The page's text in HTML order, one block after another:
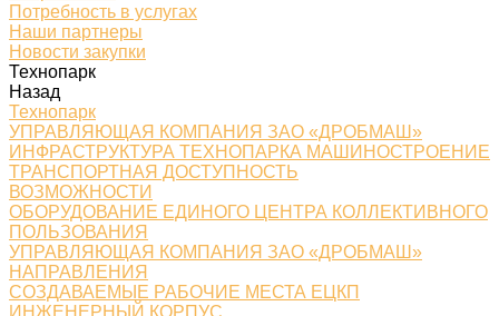
Потребность в услугах
Наши партнеры
Новости закупки
Технопарк
Назад
Технопарк
УПРАВЛЯЮЩАЯ КОМПАНИЯ ЗАО «ДРОБМАШ»
ИНФРАСТРУКТУРА ТЕХНОПАРКА МАШИНОСТРОЕНИЕ
ТРАНСПОРТНАЯ ДОСТУПНОСТЬ
ВОЗМОЖНОСТИ
ОБОРУДОВАНИЕ ЕДИНОГО ЦЕНТРА КОЛЛЕКТИВНОГО
ПОЛЬЗОВАНИЯ
УПРАВЛЯЮЩАЯ КОМПАНИЯ ЗАО «ДРОБМАШ»
НАПРАВЛЕНИЯ
СОЗДАВАЕМЫЕ РАБОЧИЕ МЕСТА ЕЦКП
ИНЖЕНЕРНЫЙ КОРПУС